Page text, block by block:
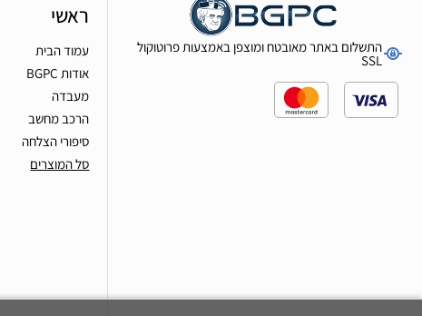
התשלום באתר מאובטח ומוצפן באמצעות פרוטוקול
SSL
ראשי
עמוד הבית
אודות BGPC
מעבדה
הרכב מחשב
סיפורי הצלחה
סל המוצרים